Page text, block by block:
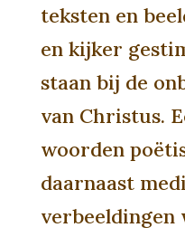
teksten en
en kijker
staan bij de
van Christus.
woorden
daarnaast
verbeeldingen